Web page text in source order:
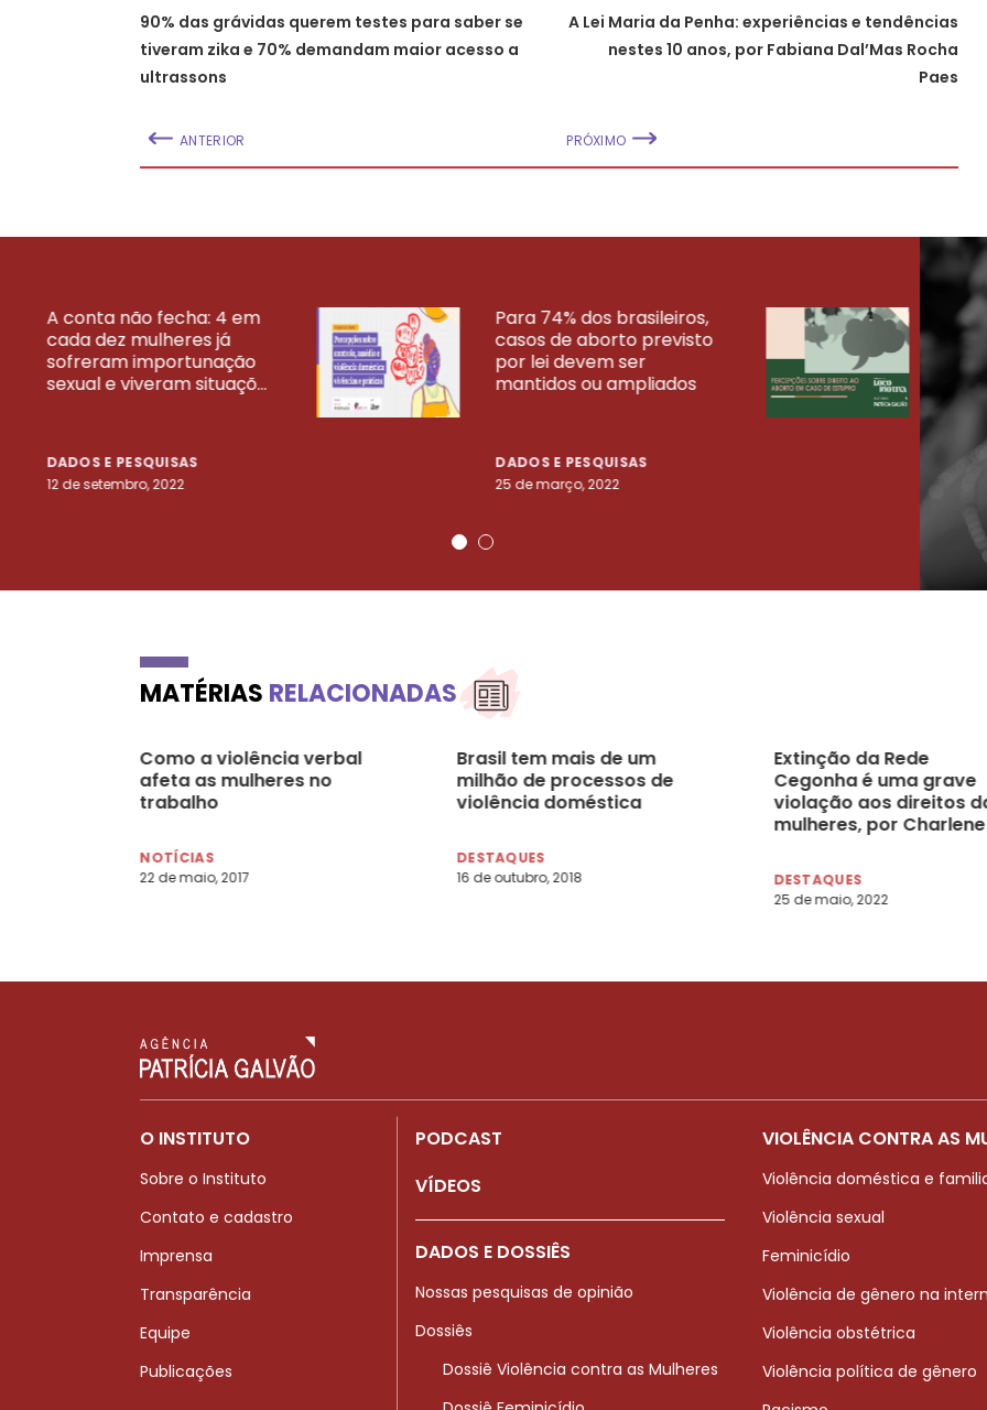
90% das grávidas querem testes para saber se
tiveram zika e 70% demandam maior acesso a
ultrassons
ANTERIOR
A Lei Maria da Penha: experiências e tendências
nestes 10 anos, por Fabiana Dal’Mas Rocha
Paes
PRÓXIMO
A conta não fecha: 4 em
cada dez mulheres já
sofreram importunação
sexual e viveram situaçõ...
DADOS E PESQUISAS
12 de setembro, 2022
Para 74% dos brasileiros,
casos de aborto previsto
por lei devem ser
mantidos ou ampliados
DADOS E PESQUISAS
25 de março, 2022
23
VEJA MAIS PESQUISAS
MATÉRIAS RELACIONADAS
Como a violência verbal
afeta as mulheres no
trabalho
NOTÍCIAS
22 de maio, 2017
Brasil tem mais de um
milhão de processos de
violência doméstica
DESTAQUES
16 de outubro, 2018
Extinção da Rede
Cegonha é uma grave
violação aos direitos
mulheres, por Charlene
DESTAQUES
25 de maio, 2022
O INSTITUTO
Sobre o Instituto
Contato e cadastro
Imprensa
Transparência
Equipe
Publicações
PODCAST
VÍDEOS
DADOS E DOSSIÊS
Nossas pesquisas de opinião
Dossiês
Dossiê Violência contra as Mulheres
VIOLÊNCIA CONTRA AS
Violência doméstica e
Violência sexual
Feminicídio
Violência de gênero na
Violência obstétrica
Violência política de gênero